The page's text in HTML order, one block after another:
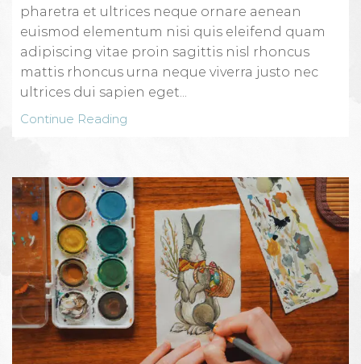
pharetra et ultrices neque ornare aenean
euismod elementum nisi quis eleifend quam
adipiscing vitae proin sagittis nisl rhoncus
mattis rhoncus urna neque viverra justo nec
ultrices dui sapien eget...
Continue Reading